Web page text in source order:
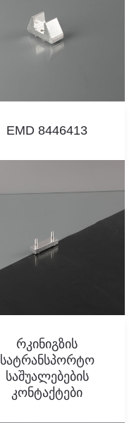
EMD 8446413
Რკინიგზის
Სატრანსპორტო
Საშუალებების
Კონტაქტები